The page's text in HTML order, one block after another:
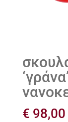
€ 98,00